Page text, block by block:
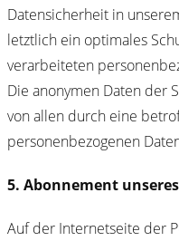
Datensicherheit in
letztlich ein optimales
verarbeiteten
Die anonymen Daten der
von allen durch eine
personenbezogenen
5. Abonnement
Auf der Internetseite der